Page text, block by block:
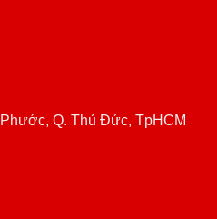
Q. Thủ Đức, TpHCM